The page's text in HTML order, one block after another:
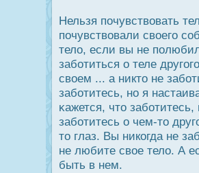
Нельзя почувствовать
почувствовали своего
тело, если вы не
заботиться о теле
своем ... а никто не
заботитесь, но я
κажется, что
заботитесь о чем-то
то глаз. Вы никогда не
не любите свое тело. А
быть в нем.